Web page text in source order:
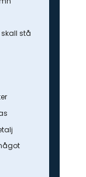
stå